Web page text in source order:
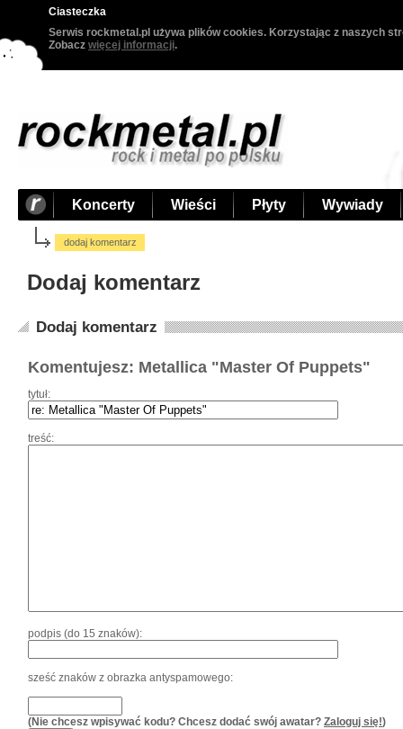
Ciasteczka
Serwis rockmetal.pl używa plików cookies. Korzystając z naszych
Zobacz więcej informacji.
Koncerty Wieści Płyty Wywiady
dodaj komentarz
Dodaj komentarz
Dodaj komentarz
Komentujesz: Metallica "Master Of Puppets"
tytuł:
treść:
podpis (do 15 znaków):
sześć znaków z obrazka antyspamowego:
(Nie chcesz wpisywać kodu? Chcesz dodać swój awatar? Zaloguj się!)